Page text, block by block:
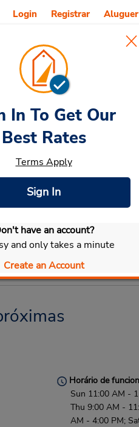
Veículos e serviços
Login Registrar
meu carro
In To Get Our
Best Rates
Terms Apply
Sign In
have an account?
and only takes a minute
Create an Account
Horário de
Sun 11:00 AM -
Thu 9:00 AM -
AM - 4:00 PM;